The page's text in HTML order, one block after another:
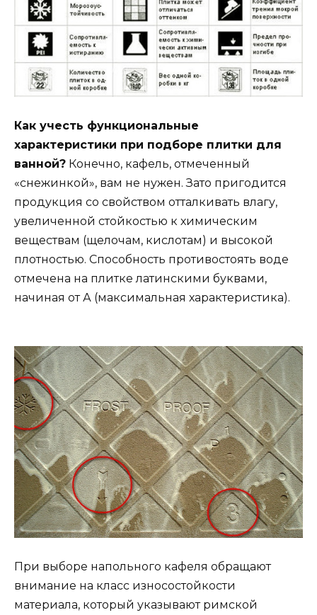
Как учесть функциональные
характеристики при подборе плитки для
ванной? Конечно, кафель, отмеченный
«снежинкой», вам не нужен. Зато пригодится
продукция со свойством отталкивать влагу,
увеличенной стойкостью к химическим
веществам (щелочам, кислотам) и высокой
плотностью. Способность противостоять воде
отмечена на плитке латинскими буквами,
начиная от А (максимальная характеристика).
При выборе напольного кафеля обращают
внимание на класс износостойкости
материала, который указывают римской